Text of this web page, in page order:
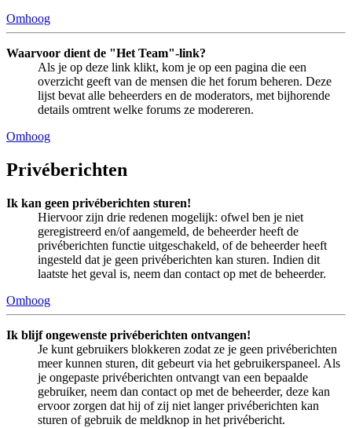
Omhoog
Waarvoor dient de "Het Team"-link?
Als je op deze link klikt, kom je op een pagina die een
overzicht geeft van de mensen die het forum beheren. Deze
lijst bevat alle beheerders en de moderators, met bijhorende
details omtrent welke forums ze modereren.
Omhoog
Privéberichten
Ik kan geen privéberichten sturen!
Hiervoor zijn drie redenen mogelijk: ofwel ben je niet
geregistreerd en/of aangemeld, de beheerder heeft de
privéberichten functie uitgeschakeld, of de beheerder heeft
ingesteld dat je geen privéberichten kan sturen. Indien dit
laatste het geval is, neem dan contact op met de beheerder.
Omhoog
Ik blijf ongewenste privéberichten ontvangen!
Je kunt gebruikers blokkeren zodat ze je geen privéberichten
meer kunnen sturen, dit gebeurt via het gebruikerspaneel. Als
je ongepaste privéberichten ontvangt van een bepaalde
gebruiker, neem dan contact op met de beheerder, deze kan
ervoor zorgen dat hij of zij niet langer privéberichten kan
sturen of gebruik de meldknop in het privébericht.